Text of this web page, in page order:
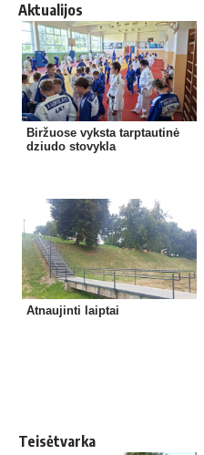
Aktualijos
Biržuose vyksta tarptautinė
dziudo stovykla
Atnaujinti laiptai
Teisėtvarka